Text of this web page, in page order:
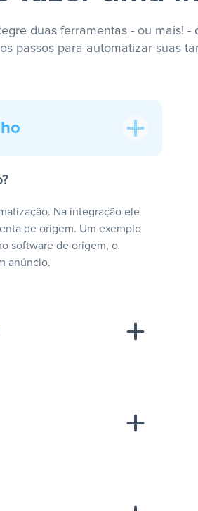
duas ferramentas - ou mais!
passos para automatizar suas
Na integração ele
de origem. Um exemplo
software de origem, o
anúncio.
nova linha de uma